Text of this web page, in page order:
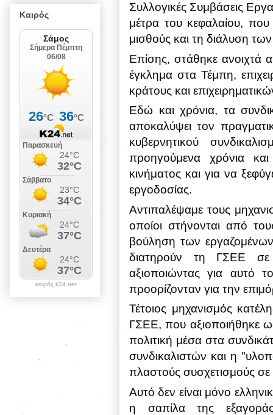
Συλλογικές Συμβάσεις
μέτρα του κεφαλαίου, που
μισθούς και τη διάλυση
Επίσης, στάθηκε ανοιχτά
έγκλημα στα Τέμπη,
κράτους και
Εδώ και χρόνια, τα
αποκαλύψει τον
κυβερνητικού
προηγούμενα χρόνια
κινήματος και για να
εργοδοσίας.
Αντιπαλέψαμε τους
οποίοι στήνονται από
βούληση των
διατηρούν τη ΓΣΕΕ σε
αξιοποιώντας για αυτό
προορίζονταν για την
Τέτοιος μηχανισμός
ΓΣΕΕ, που αξιοποιήθηκε
πολιτική μέσα στα
συνδικαλιστών και η
πλαστούς συσχετισμούς
Αυτό δεν είναι μόνο
η σαπίλα της
Καιρός
καιρός k24.net